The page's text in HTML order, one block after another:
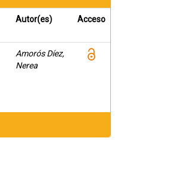
Autor(es) Acceso
Amorós Díez,
Nerea